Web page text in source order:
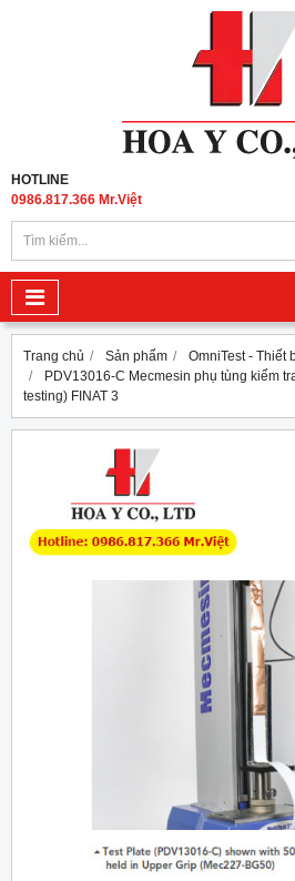
HOTLINE
0986.817.366 Mr.Việt
Trang chủ Sản phẩm
OmniTest - Thiết
PDV13016-C Mecmesin phụ tùng kiểm
testing) FINAT 3